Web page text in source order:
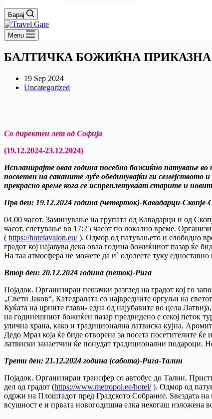
Барај
Menu
БАЛТИЧКА БОЖИЌНА ПРИКАЗНА
19 Sep 2024
Uncategorized
Со директен лет од Софија
(19.12.2024-23.12.2024)
Испланирајте оваа година посебно божиќно патување
посветен на саканите луѓе обединувајќи ги
прекрасно време кога се испреплетуваат старите и
Прв ден: 19.12.2024 година (четврток)-Кавадарци-Скопје-
04.00 часот. Заминување на групата од Кавадарци и од
часот, слетување во 17:25 часот по локално време.
( https://hotelavalon.eu/). Одмор од патувањето и слободно
градот кој најавува дека оваа година божиќниот пазар ќе
На таа атмосфера не можете да и` одолеете туку
Втор ден: 20.12.2024 година (петок)-Рига
Појадок. Организиран пешачки разглед на градот кој го
„Свети Јаков“, Катедралата со највредните оргуљи на
Куќата на црните глави- една од најубавите во цела
на годинешниот божиќен пазар предвидено е секој петок
улична храна, како и традиционална латвиска кујна.
Дедо Мраз која ќе биде отворена за посета посетителите
латвиски занаетчии ќе понудат традиционални подароци.
Трети ден: 21.12.2024 година (сабота)-Рига-Талин
Појадок. Организиран трансфер со автобус до Талин.
дел од градот (https://www.metropol.ee/hotel/). Одмор од
одржи на Плоштадот пред Градското Собрание. Ѕвездата на
всушност е и првата новогодишна елка некогаш изложена